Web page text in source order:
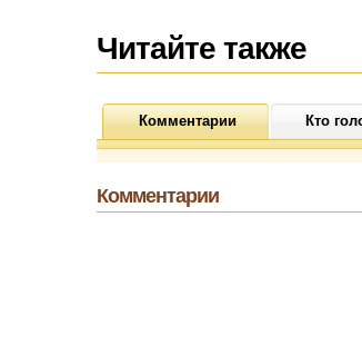
Читайте также
Комментарии Кто
Комментарии